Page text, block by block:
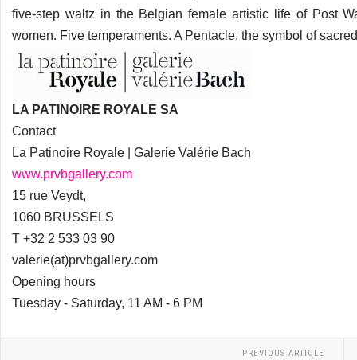
five-step waltz in the Belgian female artistic life of Post
women. Five temperaments. A Pentacle, the symbol of
LA PATINOIRE ROYALE SA
Contact
La Patinoire Royale | Galerie Valérie Bach
www.prvbgallery.com
15 rue Veydt,
1060 BRUSSELS
T +32 2 533 03 90
valerie(at)prvbgallery.com
Opening hours
Tuesday - Saturday, 11 AM - 6 PM
PREVIOUS ARTICLE